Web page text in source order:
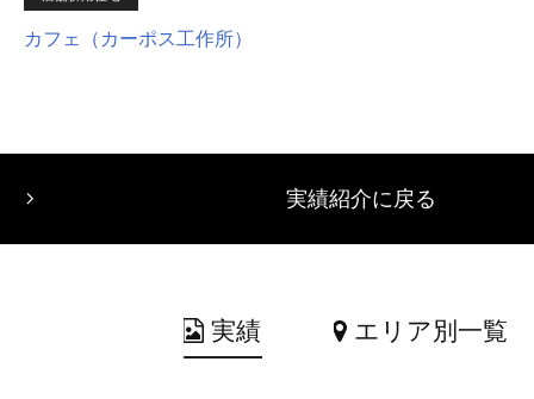
カフェ（カーポス工作所）
実績紹介に戻る
実績 エリア別一覧